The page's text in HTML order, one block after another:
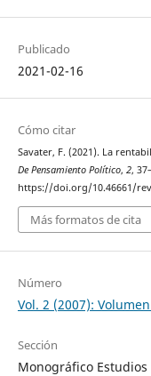
Publicado
2021-02-16
Cómo citar
Savater, F. (2021). La
De Pensamiento Político, 2,
https://doi.org/10.46661/
Más formatos de cita
Número
Vol. 2 (2007):
Sección
Monográfico Estudios